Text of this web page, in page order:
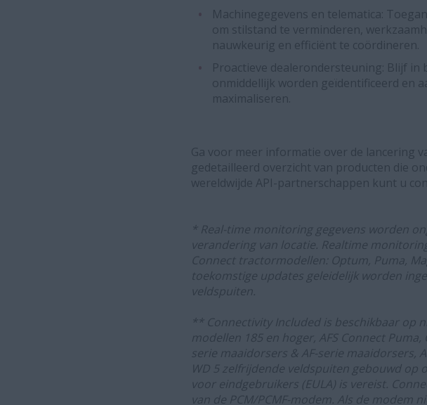
Machinegegevens en telematica:
om stilstand te verminderen,
nauwkeurig en efficiënt te coördineren.
Proactieve dealerondersteuning: Blijf
onmiddellijk worden geïdentificeerd en
maximaliseren.
Ga voor meer informatie over de lancering
gedetailleerd overzicht van producten die
wereldwijde API-partnerschappen kunt u
* Real-time monitoring gegevens worden
verandering van locatie. Realtime
Connect tractormodellen: Optum, Puma,
toekomstige updates geleidelijk worden
veldspuiten.
** Connectivity Included is beschikbaar op
modellen 185 en hoger, AFS Connect
serie maaidorsers & AF-serie maaidorsers,
WD 5 zelfrijdende veldspuiten gebouwd op
voor eindgebruikers (EULA) is vereist.
van de PCM/PCMF-modem. Als de